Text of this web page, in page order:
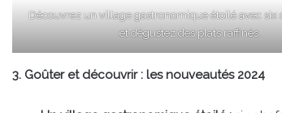
Découvrez un village gastronomique étoilé avec six
et dégustez des plats raffinés.
3. Goûter et découvrir : les nouveautés 2024